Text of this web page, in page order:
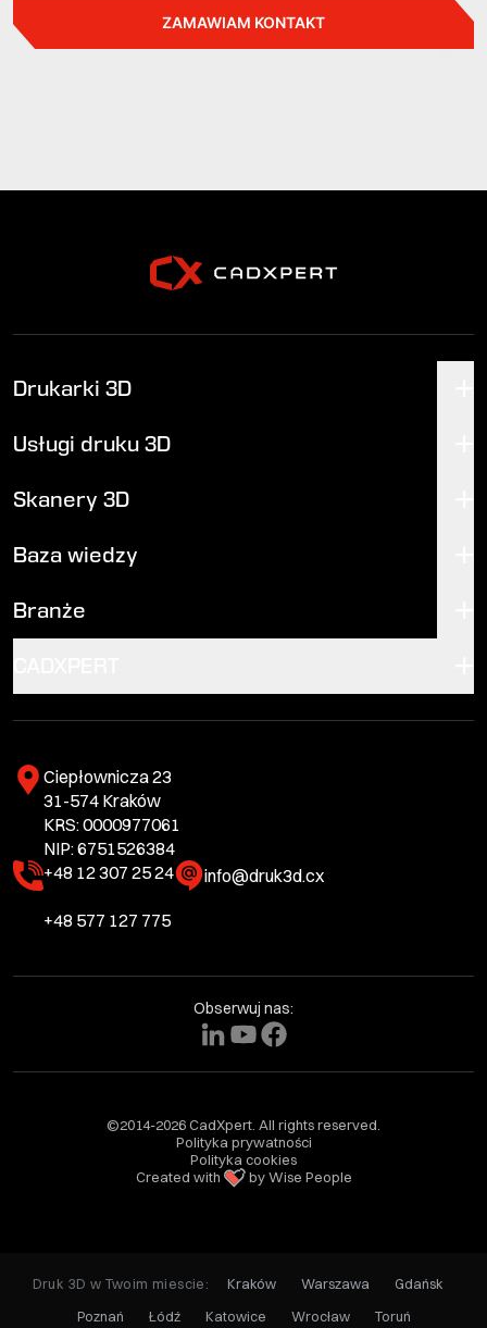
ZAMAWIAM KONTAKT
Drukarki 3D
Usługi druku 3D
Skanery 3D
Baza wiedzy
Branże
Ciepłownicza 23
31-574 Kraków
KRS: 0000977061
NIP: 6751526384
+48 12 307 25 24
+48 577 127 775
info@druk3d.cx
Obserwuj nas:
©2014-2026 CadXpert. All rights reserved.
Polityka prywatności
Polityka cookies
Created with
by Wise People
Druk 3D w Twoim miescie: Kraków Warszawa
Gdańsk
Poznań
Łódź Katowice Wrocław Toruń